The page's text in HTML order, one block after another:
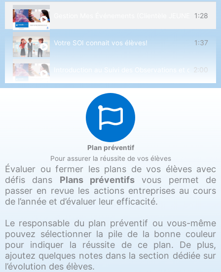
Gestion Mes Événements (Clientèle JEUNES)1:28
Votre SOI connait vos élèves! 1:37
Introduction au Suivi des Observations et des2:00
Plan préventif
Pour assurer la réussite de vos élèves
Évaluer ou fermer les plans de vos élèves avec
défis dans Plans préventifs vous permet de
passer en revue les actions entreprises au cours
de l’année et d’évaluer leur efficacité.
Le responsable du plan préventif ou vous-même
pouvez sélectionner la pile de la bonne couleur
pour indiquer la réussite de ce plan. De plus,
ajoutez quelques notes dans la section dédiée sur
l’évolution des élèves.